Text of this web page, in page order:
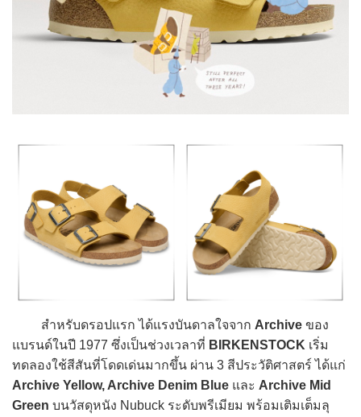
สำหรับดรอปแรก ได้แรงบันดาลใจจาก Archive ของ
แบรนด์ในปี 1977 ซึ่งเป็นช่วงเวลาที่ BIRKENSTOCK เริ่ม
ทดลองใช้สีสันที่โดดเด่นมากขึ้น ผ่าน 3 สีประวัติศาสตร์ ได้แก่
Archive Yellow, Archive Denim Blue และ Archive Mid
Green บนวัสดุหนัง Nubuck ระดับพรีเมียม พร้อมเติมเต็มลุ